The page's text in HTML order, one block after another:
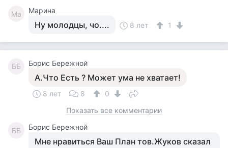
Ма Марина
Ну молодцы, чо.... 8 лет 1
ББ Борис Бережной
А.Что Есть ? Может ума не хватает!
8 лет 8
0
Показать все комментарии
ББ Борис Бережной
Мне нравиться Ваш План тов.Жуков сказал